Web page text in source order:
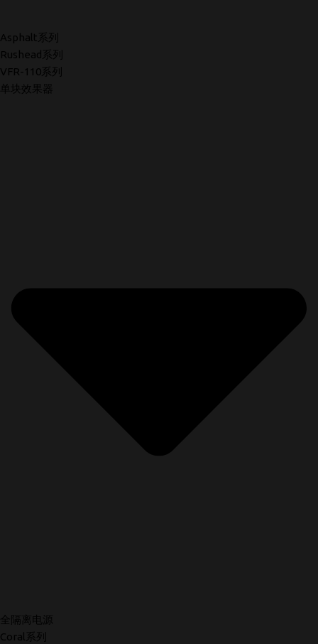
Asphalt系列
Rushead系列
VFR-110系列
单块效果器
全隔离电源
Coral系列